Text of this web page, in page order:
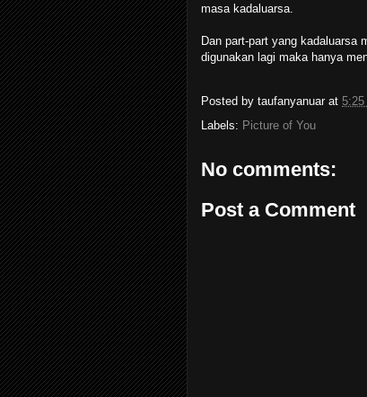
masa kadaluarsa.
Dan part-part yang kadaluarsa
digunakan lagi maka hanya
Posted by taufanyanuar at 5:25
Labels: Picture of You
No comments:
Post a Comment